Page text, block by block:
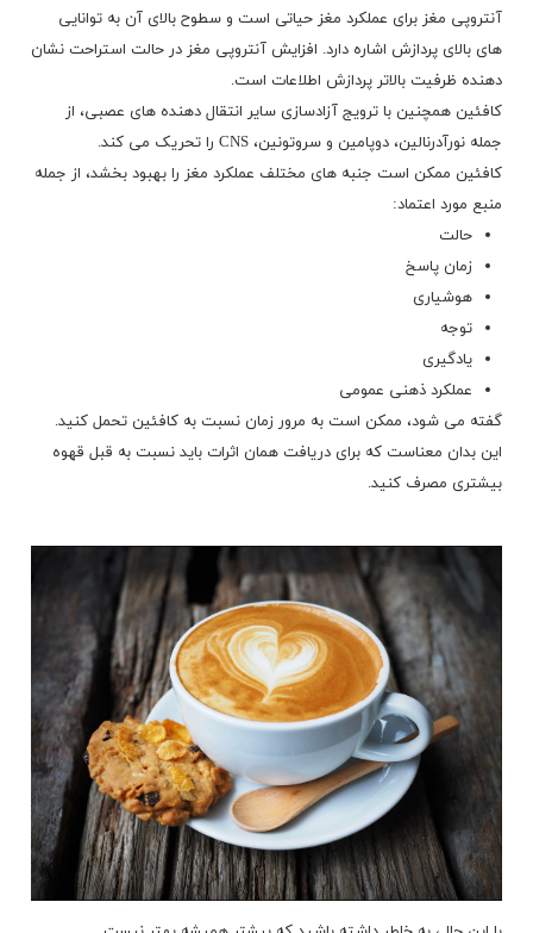
آنتروپی مغز برای عملکرد مغز حیاتی است و سطوح بالای آن به توانایی
های بالای پردازش اشاره دارد. افزایش آنتروپی مغز در حالت استراحت نشان
دهنده ظرفیت بالاتر پردازش اطلاعات است.
کافئین همچنین با ترویج آزادسازی سایر انتقال دهنده های عصبی، از
جمله نورآدرنالین، دوپامین و سروتونین، CNS را تحریک می کند.
کافئین ممکن است جنبه های مختلف عملکرد مغز را بهبود بخشد، از جمله
منبع مورد اعتماد:
حالت
زمان پاسخ
هوشیاری
توجه
یادگیری
عملکرد ذهنی عمومی
گفته می شود، ممکن است به مرور زمان نسبت به کافئین تحمل کنید.
این بدان معناست که برای دریافت همان اثرات باید نسبت به قبل قهوه
بیشتری مصرف کنید.